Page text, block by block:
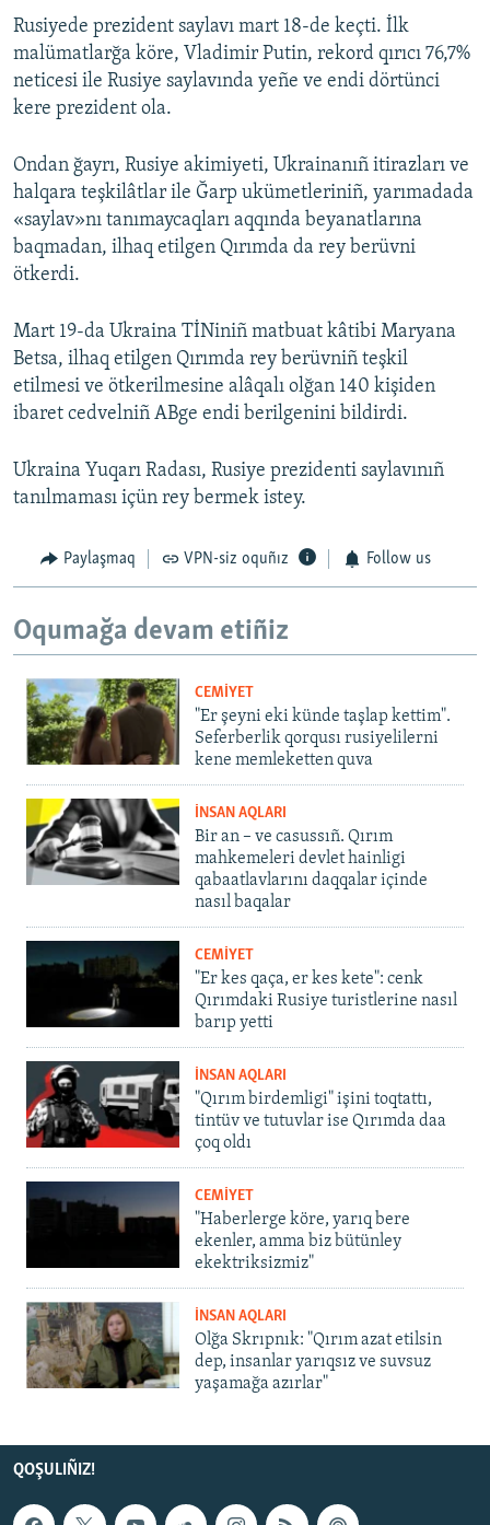
Rusiyede prezident saylavı mart 18-de keçti. İlk
malümatlarğa köre, Vladimir Putin, rekord qırıcı 76,7%
neticesi ile Rusiye saylavında yeñe ve endi dörtünci
kere prezident ola.
Ondan ğayrı, Rusiye akimiyeti, Ukrainanıñ itirazları ve
halqara teşkilâtlar ile Ğarp ukümetleriniñ, yarımadada
«saylav»nı tanımaycaqları aqqında beyanatlarına
baqmadan, ilhaq etilgen Qırımda da rey berüvni
ötkerdi.
Mart 19-da Ukraina TİNiniñ matbuat kâtibi Maryana
Betsa, ilhaq etilgen Qırımda rey berüvniñ teşkil
etilmesi ve ötkerilmesine alâqalı olğan 140 kişiden
ibaret cedvelniñ ABge endi berilgenini bildirdi.
Ukraina Yuqarı Radası, Rusiye prezidenti saylavınıñ
tanılmaması içün rey bermek istey.
Paylaşmaq VPN-siz oquñız Follow us
Oqumağa devam etiñiz
CEMİYET
"Er şeyni eki künde taşlap kettim".
Seferberlik qorqusı rusiyelilerni
kene memleketten quva
İNSAN AQLARI
Bir an – ve casussıñ. Qırım
mahkemeleri devlet hainligi
qabaatlavlarını daqqalar içinde
nasıl baqalar
CEMİYET
"Er kes qaça, er kes kete": cenk
Qırımdaki Rusiye turistlerine nasıl
barıp yetti
İNSAN AQLARI
"Qırım birdemligi" işini toqtattı,
tintüv ve tutuvlar ise Qırımda daa
çoq oldı
CEMİYET
"Haberlerge köre, yarıq bere
ekenler, amma biz bütünley
ekektriksizmiz"
İNSAN AQLARI
Olğa Skrıpnık: "Qırım azat etilsin
dep, insanlar yarıqsız ve suvsuz
yaşamağa azırlar"
QOŞULIÑIZ!